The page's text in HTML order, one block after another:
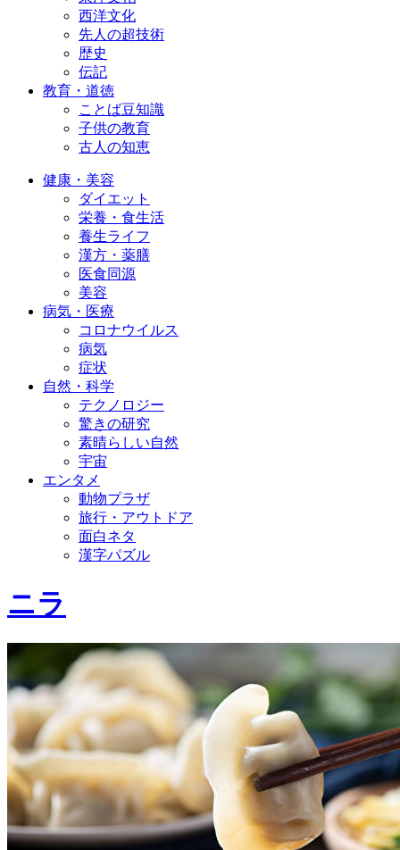
西洋文化
先人の超技術
歴史
伝記
教育・道徳
ことば豆知識
子供の教育
古人の知恵
健康・美容
ダイエット
栄養・食生活
養生ライフ
漢方・薬膳
医食同源
美容
病気・医療
コロナウイルス
病気
症状
自然・科学
テクノロジー
驚きの研究
素晴らしい自然
宇宙
エンタメ
動物プラザ
旅行・アウトドア
面白ネタ
漢字パズル
ニラ